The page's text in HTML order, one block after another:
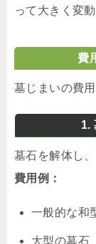
って大きく変動
費
墓じまいの費
1.
墓石を解体し
費用例：
一般的な和
大型の墓石